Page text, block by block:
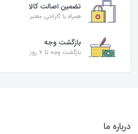
تضمین اصالت کالا
همراه با گارانتی معتبر
بازگشت وجه
بازگشت وجه تا ۷ روز
درباره ما